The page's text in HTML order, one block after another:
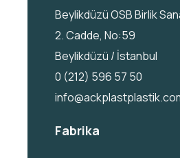
Beylikdüzü OSB Birlik
2. Cadde, No:59
Beylikdüzü / İstanbul
0 (212) 596 57 50
Fabrika